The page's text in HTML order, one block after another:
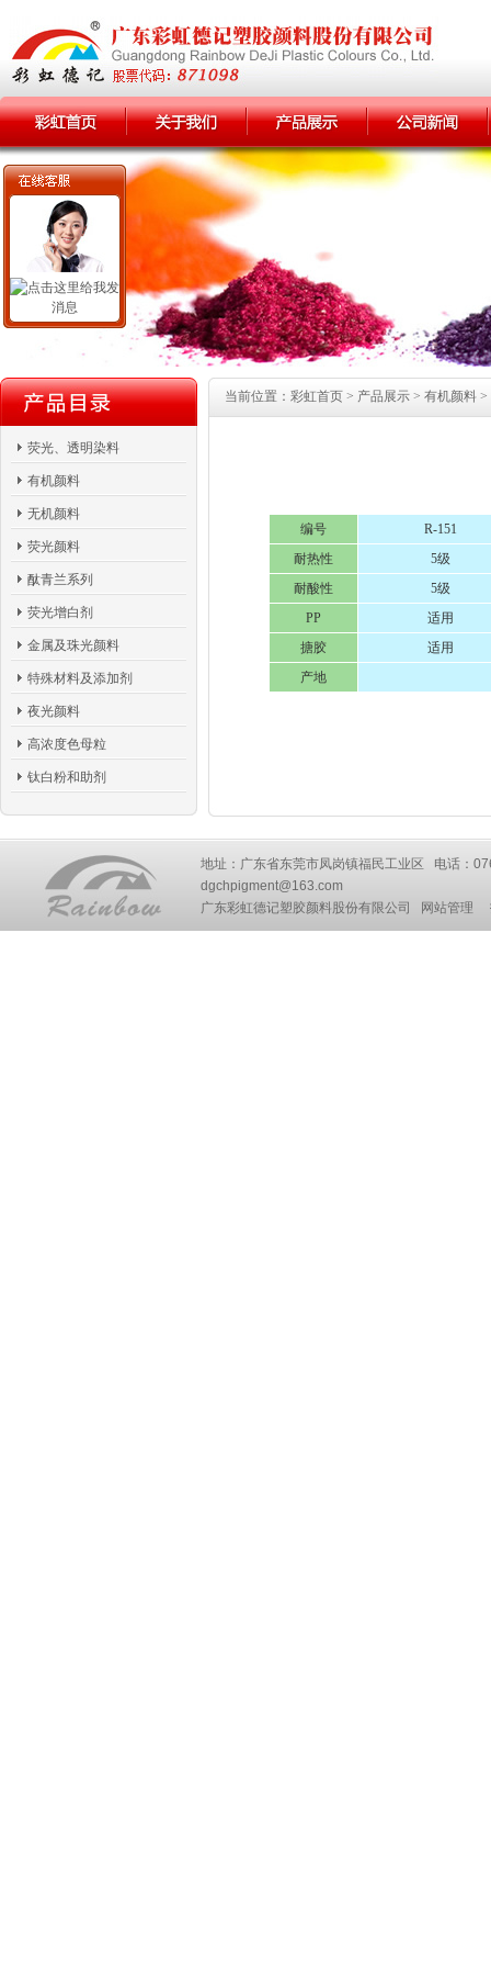
荧光、透明染料
有机颜料
无机颜料
荧光颜料
酞青兰系列
荧光增白剂
金属及珠光颜料
特殊材料及添加剂
夜光颜料
高浓度色母粒
钛白粉和助剂
当前位置：彩虹首页 > 产品展示 > 有机颜料 >
编号
R-151
耐热性
5级
耐酸性
5级
PP
适用
搪胶
适用
产地
地址：广东省东莞市凤岗镇福民工业区 电话：
dgchpigment@163.com
广东彩虹德记塑胶颜料股份有限公司
网站管理